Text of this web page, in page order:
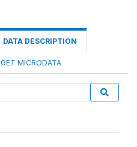
DATA DESCRIPTION
GET MICRODATA